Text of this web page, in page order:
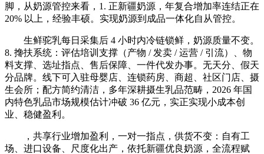
脚，从奶源管控来看，1. 正新疆奶源，年复合增加率连结正在
20% 以上，经验丰硕。实现奶源到成品一体化自从管控。
生鲜驼乳每日采集后 4 小时内冷链锁鲜，奶源质量不变。
8. 搀扶系统：评估培训支撑（产物 / 发卖 / 运营 / 引流）、物
料支撑、选址指点、售后保障、一件代发办事。无天分、假天
分品牌。线下可入驻母婴店、连锁药房、商超、社区门店、摄
生会所；配方简约清洁，多年深耕摄生乳品范畴，2026 年国
内特色乳品市场规模估计冲破 36 亿元，实正实现小成本创
业、稳健盈利。
，共享行业增加盈利，一对一指点，供货不变：自有工
场、进口设备、尺度化出产，依托新疆优良奶源，全流程赋